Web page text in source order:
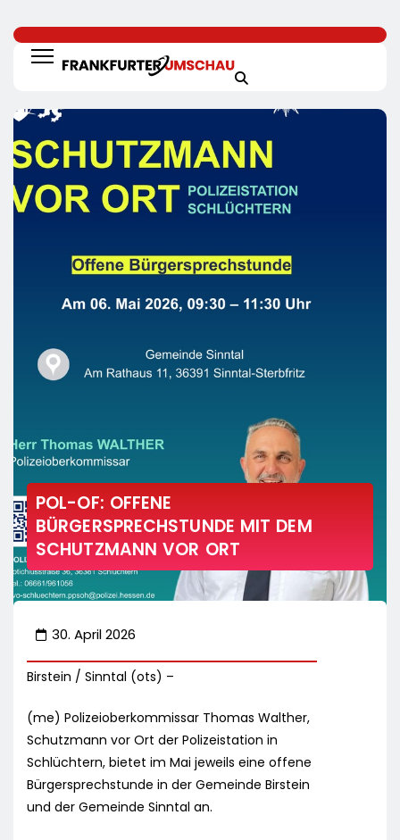
POL-OF: OFFENE
BÜRGERSPRECHSTUNDE MIT DEM
SCHUTZMANN VOR ORT
30. April 2026
Birstein / Sinntal (ots) –
(me) Polizeioberkommissar Thomas Walther,
Schutzmann vor Ort der Polizeistation in
Schlüchtern, bietet im Mai jeweils eine offene
Bürgersprechstunde in der Gemeinde Birstein
und der Gemeinde Sinntal an.